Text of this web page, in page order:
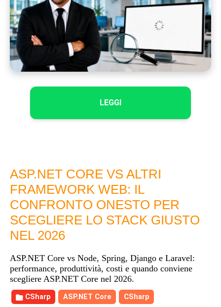
LEGGI
ASP.NET CORE VS ALTRI
FRAMEWORK WEB: IL
CONFRONTO ONESTO PER
SCEGLIERE LO STACK GIUSTO
NEL 2026
ASP.NET Core vs Node, Spring, Django e Laravel:
performance, produttività, costi e quando conviene
scegliere ASP.NET Core nel 2026.
CSharp ASP.NET Core CSharp